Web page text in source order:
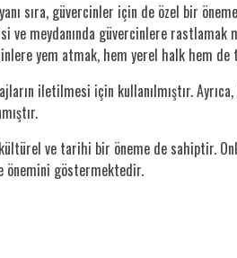
sıra, güvercinler için de özel bir
meydanında güvercinlere rastlamak
yem atmak, hem yerel halk hem
iletilmesi için kullanılmıştır.
ve tarihi bir öneme de sahiptir.
önemini göstermektedir.